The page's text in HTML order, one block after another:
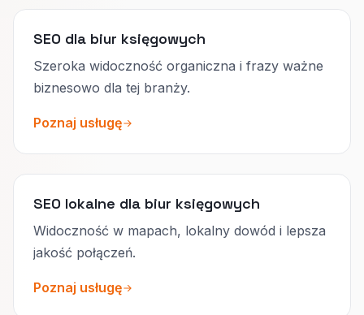
SEO dla biur księgowych
Szeroka widoczność organiczna i frazy ważne
biznesowo dla tej branży.
Poznaj usługę
SEO lokalne dla biur księgowych
Widoczność w mapach, lokalny dowód i lepsza
jakość połączeń.
Poznaj usługę